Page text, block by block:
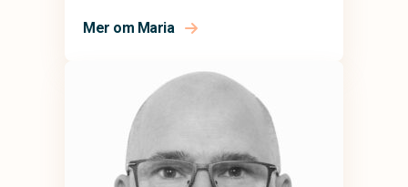
Mer om Maria